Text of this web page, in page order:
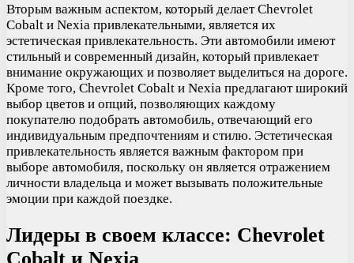
Вторым важным аспектом, который делает Chevrolet
Cobalt и Nexia привлекательными, является их
эстетическая привлекательность. Эти автомобили имеют
стильный и современный дизайн, который привлекает
внимание окружающих и позволяет выделиться на дороге.
Кроме того, Chevrolet Cobalt и Nexia предлагают широкий
выбор цветов и опций, позволяющих каждому
покупателю подобрать автомобиль, отвечающий его
индивидуальным предпочтениям и стилю. Эстетическая
привлекательность является важным фактором при
выборе автомобиля, поскольку он является отражением
личности владельца и может вызывать положительные
эмоции при каждой поездке.
Лидеры в своем классе: Chevrolet